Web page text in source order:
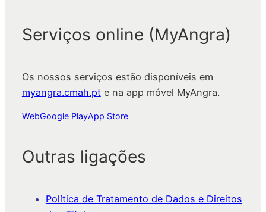
Serviços online (MyAngra)
Os nossos serviços estão disponíveis em
myangra.cmah.pte na app móvel MyAngra.
WebGoogle PlayApp Store
Outras ligações
Política de Tratamento de Dados e Direitos